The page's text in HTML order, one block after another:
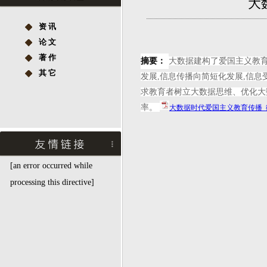
资 讯
论 文
著 作
其 它
[an error occurred while
processing this directive]
大
摘要：
大数据建构了爱国主义教
发展,信息传播向简短化发展,信息
求教育者树立大数据思维、优化
率。
大数据时代爱国主义教育传播